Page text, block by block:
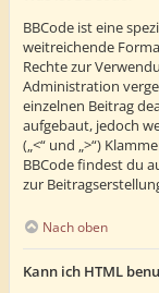
BBCode ist eine
weitreichende
Rechte zur
Administration
einzelnen Beitrag
aufgebaut, jedoch
(„<“ und „>“)
BBCode findest du
zur
Nach oben
Kann ich HTML